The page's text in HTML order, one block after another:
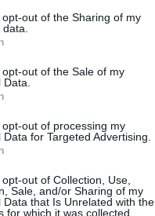
visit or usage behaviour.
consent to Google and its
for below specified purposes
opt-out of the Sharing of my
opt-out of the Sale of my
opt-out of processing my
Data for Targeted Advertising.
out of Collection, Use,
Sale, and/or Sharing of my
Data that Is Unrelated with the
for which it was collected.
Ritka szupersportautók,
UNIX-AMTS-en!
nyereményautója!